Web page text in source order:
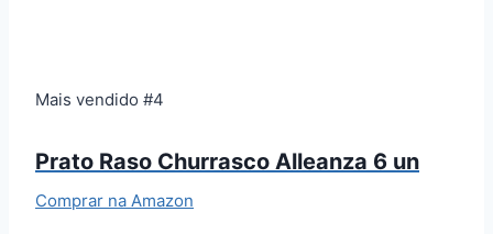
Mais vendido #4
Prato Raso Churrasco Alleanza 6 un
Comprar na Amazon